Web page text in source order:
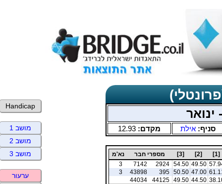
סניף: אילת מקדם:12.93
[1]
[2]
[3] מספרי חבר
נא'מ
49.50
54.50
2924
7142
3
47.00
50.50
395
43898
3
44.50
49.50
44125
44034
Handicap
מושב 1
מושב 2
מושב 3
ערעור